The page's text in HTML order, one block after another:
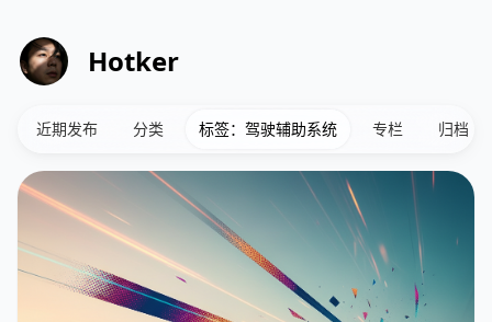
Hotker
近期发布 分类 标签：驾驶辅助系统 专栏 归档